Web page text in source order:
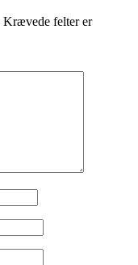
Krævede felter er